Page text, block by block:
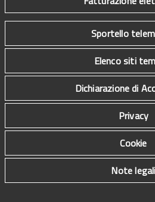
Sportello
Elenco siti
Dichiarazione di
Privacy
Cookie
Note legali